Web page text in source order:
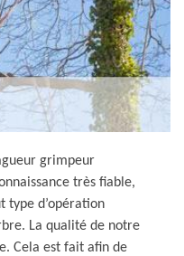
grimpeur
très fiable,
type d’opération
La qualité de notre
Cela est fait afin de